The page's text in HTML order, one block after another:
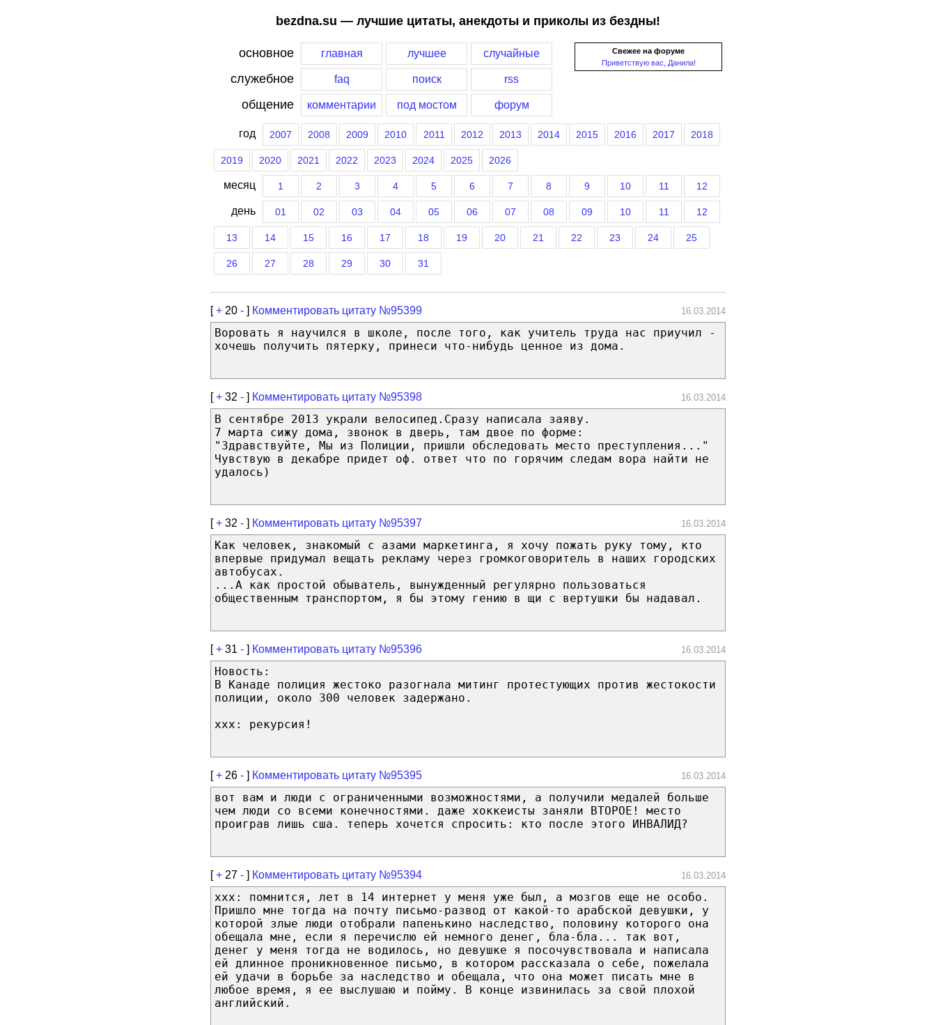
bezdna.su — лучшие цитаты, анекдоты и приколы из бездны!
Свежее на форуме
Приветствую вас, Данила!
основное главная лучшее случайные
служебное faq поиск rss
общение комментарии под мостом форум
год 2007 2008 2009 2010 2011 2012 2013 2014 2015 2016 2017 2018
2019 2020 2021 2022 2023 2024 2025 2026
месяц 1 2 3 4 5 6 7 8 9 10 11 12
день 01 02 03 04 05 06 07 08 09 10 11 12
13 14 15 16 17 18 19 20 21 22 23 24 25
26 27 28 29 30 31
[+ 20 - ] Комментировать цитату №95399 16.03.2014
Воровать я научился в школе, после того, как учитель труда нас приучил -
хочешь получить пятерку, принеси что-нибудь ценное из дома.
[+ 32 - ] Комментировать цитату №95398 16.03.2014
В сентябре 2013 украли велосипед.Сразу написала заяву.
7 марта сижу дома, звонок в дверь, там двое по форме:
"Здравствуйте, Мы из Полиции, пришли обследовать место преступления..."
Чувствую в декабре придет оф. ответ что по горячим следам вора найти не
удалось)
[+ 32 - ] Комментировать цитату №95397 16.03.2014
Как человек, знакомый с азами маркетинга, я хочу пожать руку тому, кто
впервые придумал вещать рекламу через громкоговоритель в наших городских
автобусах.
...А как простой обыватель, вынужденный регулярно пользоваться
общественным транспортом, я бы этому гению в щи с вертушки бы надавал.
[+ 31 - ] Комментировать цитату №95396 16.03.2014
Новость:
В Канаде полиция жестоко разогнала митинг протестующих против жестокости
полиции, около 300 человек задержано.
xxx: рекурсия!
[+ 26 - ] Комментировать цитату №95395 16.03.2014
вот вам и люди с ограниченными возможностями, а получили медалей больше
чем люди со всеми конечностями. даже хоккеисты заняли ВТОРОЕ! место
проиграв лишь сша. теперь хочется спросить: кто после этого ИНВАЛИД?
[+ 27 - ] Комментировать цитату №95394 16.03.2014
xxx: помнится, лет в 14 интернет у меня уже был, а мозгов еще не особо.
Пришло мне тогда на почту письмо-развод от какой-то арабской девушки, у
которой злые люди отобрали папенькино наследство, половину которого она
обещала мне, если я перечислю ей немного денег, бла-бла... так вот,
денег у меня тогда не водилось, но девушке я посочувствовала и написала
ей длинное проникновенное письмо, в котором рассказала о себе, пожелала
ей удачи в борьбе за наследство и обещала, что она может писать мне в
любое время, я ее выслушаю и пойму. В конце извинилась за свой плохой
английский.